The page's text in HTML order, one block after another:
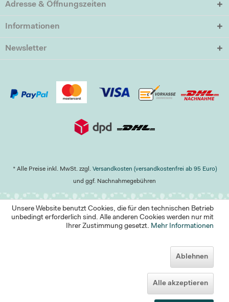
Adresse & Öffnungszeiten
Informationen
Newsletter
* Alle Preise inkl. MwSt. zzgl. Versandkosten (versandkostenfrei ab 95 Euro)
und ggf. Nachnahmegebühren
Unsere Website benutzt Cookies, die für den technischen Betrieb
unbedingt erforderlich sind. Alle anderen Cookies werden nur mit
Ihrer Zustimmung gesetzt. Mehr Informationen
Ablehnen
Alle akzeptieren